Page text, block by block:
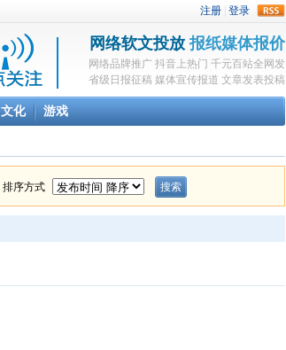
网络软文投放 报纸媒体报价
网络品牌推广 抖音上热门 千元百站全网发
省级日报征稿 媒体宣传报道 文章发表投稿
文化 游戏
排序方式